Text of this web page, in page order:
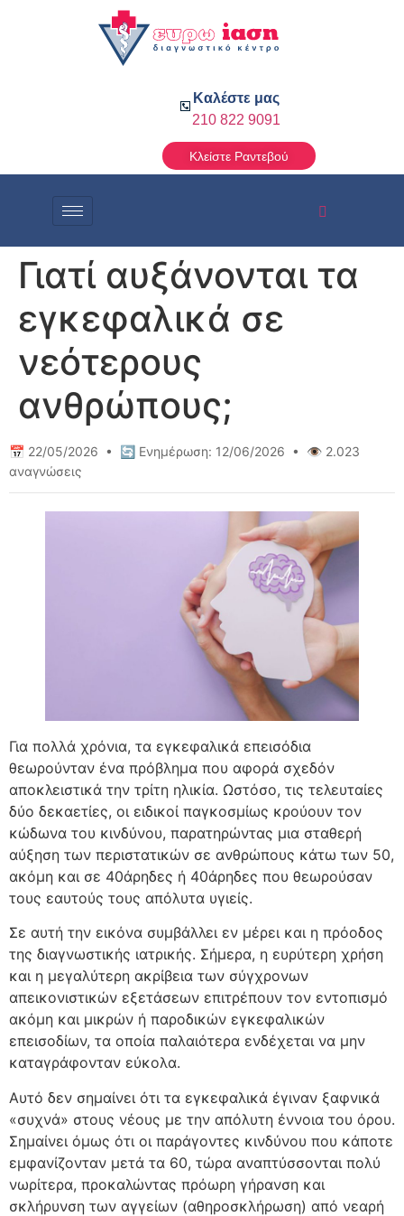
Καλέστε μας
210 822 9091
Κλείστε Ραντεβού
Γιατί αυξάνονται τα
εγκεφαλικά σε
νεότερους
ανθρώπους;
📅 22/05/2026 • 🔄 Ενημέρωση: 12/06/2026 • 👁️ 2.023
αναγνώσεις
Για πολλά χρόνια, τα εγκεφαλικά επεισόδια
θεωρούνταν ένα πρόβλημα που αφορά σχεδόν
αποκλειστικά την τρίτη ηλικία. Ωστόσο, τις τελευταίες
δύο δεκαετίες, οι ειδικοί παγκοσμίως κρούουν τον
κώδωνα του κινδύνου, παρατηρώντας μια σταθερή
αύξηση των περιστατικών σε ανθρώπους κάτω των 50,
ακόμη και σε 40άρηδες ή 40άρηδες που θεωρούσαν
τους εαυτούς τους απόλυτα υγιείς.
Σε αυτή την εικόνα συμβάλλει εν μέρει και η πρόοδος
της διαγνωστικής ιατρικής. Σήμερα, η ευρύτερη χρήση
και η μεγαλύτερη ακρίβεια των σύγχρονων
απεικονιστικών εξετάσεων επιτρέπουν τον εντοπισμό
ακόμη και μικρών ή παροδικών εγκεφαλικών
επεισοδίων, τα οποία παλαιότερα ενδέχεται να μην
καταγράφονταν εύκολα.
Αυτό δεν σημαίνει ότι τα εγκεφαλικά έγιναν ξαφνικά
«συχνά» στους νέους με την απόλυτη έννοια του όρου.
Σημαίνει όμως ότι οι παράγοντες κινδύνου που κάποτε
εμφανίζονταν μετά τα 60, τώρα αναπτύσσονται πολύ
νωρίτερα, προκαλώντας πρόωρη γήρανση και
σκλήρυνση των αγγείων (αθηροσκλήρωση) από νεαρή